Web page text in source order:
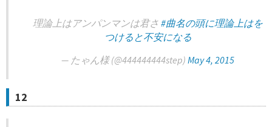
理論上はアンパンマンは君さ #曲名の頭に理論上はを
つけると不安になる
— たゃん様 (@444444444step) May 4, 2015
12